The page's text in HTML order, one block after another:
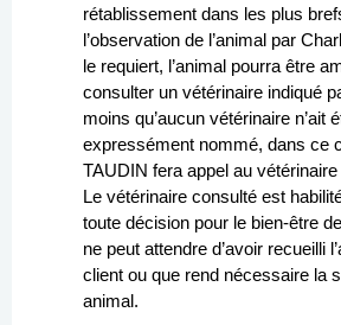
rétablissement dans les plus
l’observation de l’animal par
le requiert, l’animal pourra être
consulter un vétérinaire indiqué
moins qu’aucun vétérinaire n’ait
expressément nommé, dans ce
TAUDIN fera appel au
Le vétérinaire consulté est
toute décision pour le bien-être
ne peut attendre d’avoir recueilli
client ou que rend nécessaire la
animal.